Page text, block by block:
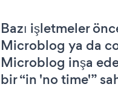
Bazı işletmeler
Microblog ya da
Microblog inşa
bir “in 'no time'”